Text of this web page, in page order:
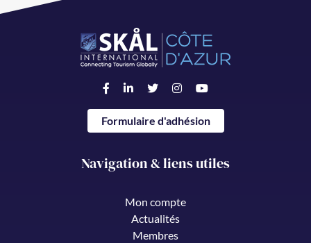
Formulaire d'adhésion
Navigation & liens utiles
Mon compte
Actualités
Membres